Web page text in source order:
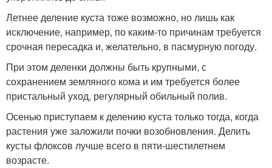
Летнее деление куста тоже возможно, но лишь как
исключение, например, по каким-то причинам требуется
срочная пересадка и, желательно, в пасмурную погоду.
При этом деленки должны быть крупными, с
сохранением земляного кома и им требуется более
пристальный уход, регулярный обильный полив.
Осенью приступаем к делению куста только тогда, когда
растения уже заложили почки возобновления. Делить
кусты флоксов лучше всего в пяти-шестилетнем
возрасте.